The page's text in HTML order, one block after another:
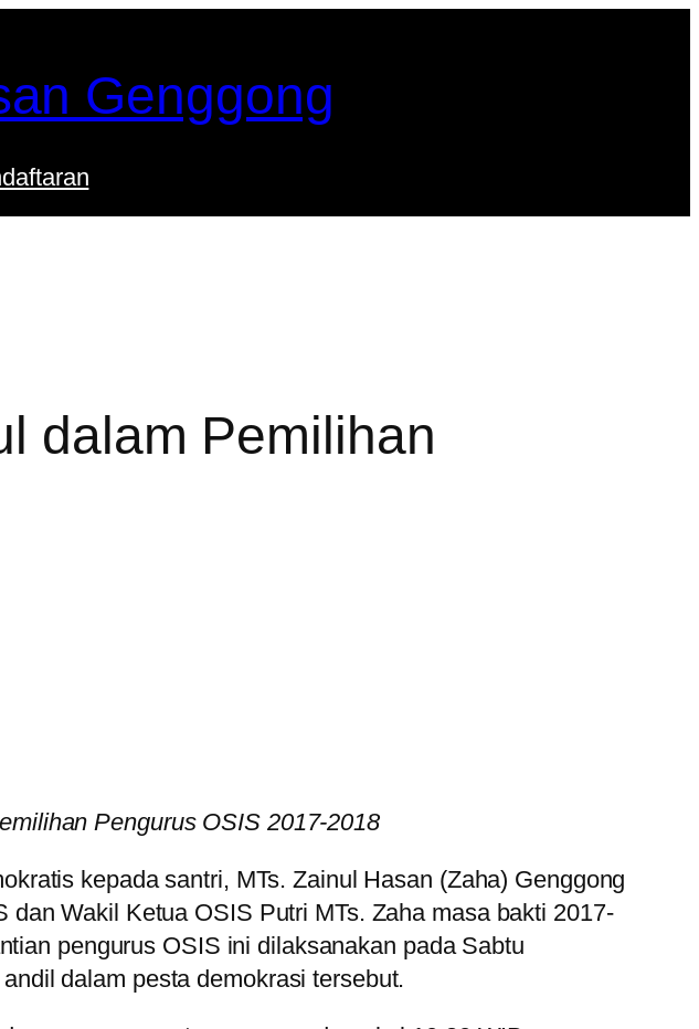
Genggong
dalam Pemilihan
Pengurus OSIS 2017-2018
kepada santri, MTs. Zainul Hasan (Zaha) Genggong
Wakil Ketua OSIS Putri MTs. Zaha masa bakti 2017-
pengurus OSIS ini dilaksanakan pada Sabtu
dalam pesta demokrasi tersebut.